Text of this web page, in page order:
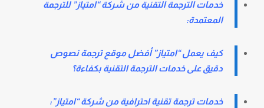
خدمات الترجمة التقنية من شركة “امتياز” للترجمة
المعتمدة:
كيف يعمل “امتياز” أفضل موقع ترجمة نصوص
دقيق على خدمات الترجمة التقنية بكفاءة؟
خدمات ترجمة تقنية احترافية من شركة “امتياز”: